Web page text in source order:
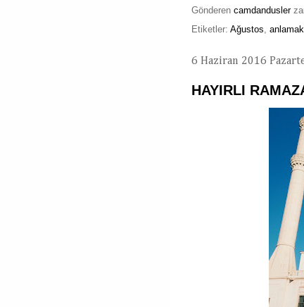
Gönderen camdandusler
Etiketler: Ağustos anlamak
6 Haziran 2016
HAYIRLI